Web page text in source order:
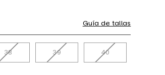
Guía de tallas
38 39 40